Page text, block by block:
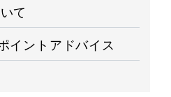
て
イントアドバイス